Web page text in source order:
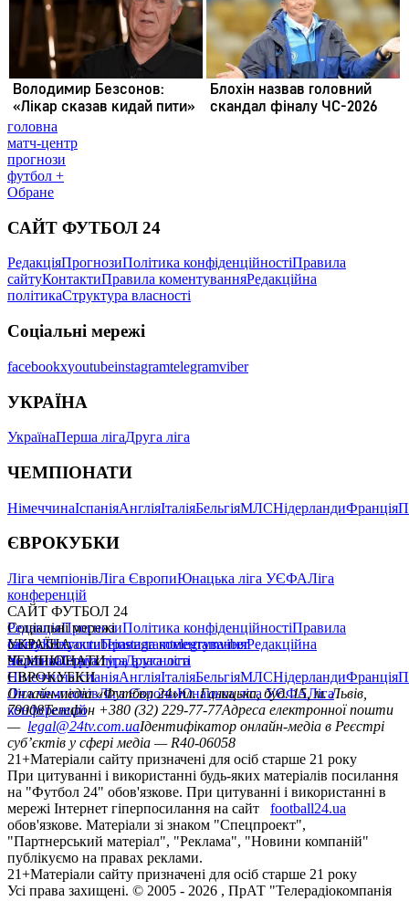
головна
матч-центр
прогнози
футбол +
Обране
САЙТ ФУТБОЛ 24
РедакціяПрогнозиПолітика конфіденційностіПравила
сайтуКонтактиПравила коментуванняРедакційна
політикаСтруктура власності
Соціальні мережі
facebookxyoutubeinstagramtelegramviber
УКРАЇНА
УкраїнаПерша лігаДруга ліга
ЧЕМПІОНАТИ
НімеччинаІспаніяАнгліяІталіяБельгіяМЛСНідерландиФранція
ЄВРОКУБКИ
Ліга чемпіонівЛіга ЄвропиЮнацька ліга УЄФАЛіга
конференцій
САЙТ ФУТБОЛ 24
РедакціяПрогнозиПолітика конфіденційностіПравила
сайтуКонтактиПравила коментуванняРедакційна
політикаСтруктура власності
Соціальні мережі
facebookxyoutubeinstagramtelegramviber
УКРАЇНА
УкраїнаПерша лігаДруга ліга
ЧЕМПІОНАТИ
НімеччинаІспаніяАнгліяІталіяБельгіяМЛСНідерландиФранція
ЄВРОКУБКИ
Ліга чемпіонівЛіга ЄвропиЮнацька ліга УЄФАЛіга
конференцій
Онлайн-медіа «Футбол 24»пл. Галицька, буд. 15, м. Львів,
79008Телефон +380 (32) 229-77-77Адреса електронної пошти
— legal@24tv.com.uaІдентифікатор онлайн-медіа в Реєстрі
суб’єктів у сфері медіа — R40-06058
21+Матеріали сайту призначені для осіб старше 21 року
При цитуванні і використанні будь-яких матеріалів посилання
на "Футбол 24" обов'язкове. При цитуванні і використанні в
мережі Інтернет гіперпосилання на сайт
football24.ua
обов'язкове. Матеріали зі знаком "Спецпроект",
"Партнерський матеріал", "Реклама", "Новини компаній"
публікуємо на правах реклами.
21+Матеріали сайту призначені для осіб старше 21 року
Усi права захищенi. © 2005 - 2026 , ПрАТ "Телерадіокомпанія